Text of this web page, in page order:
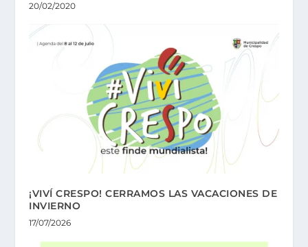
20/02/2020
¡VIVÍ CRESPO! CERRAMOS LAS VACACIONES DE
INVIERNO
17/07/2026